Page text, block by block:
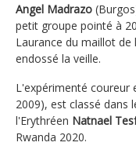
Angel Madrazo
petit groupe pointé à
Laurance du maillot de
endossé la veille.
L'expérimenté coureur
2009), est classé dans
l'Erythréen Natnael
Rwanda 2020.